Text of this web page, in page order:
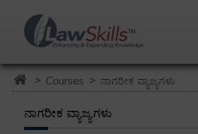
> Courses > ನಾಗರೀಕ ವ್ಯಾಜ್ಯಗಳು
ನಾಗರೀಕ ವ್ಯಾಜ್ಯಗಳು